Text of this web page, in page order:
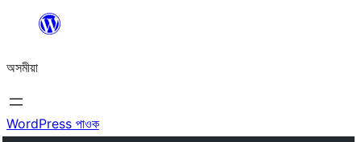
বিষয়বস্তুলৈ
যাওক
অসমীয়া
WordPress পাওক